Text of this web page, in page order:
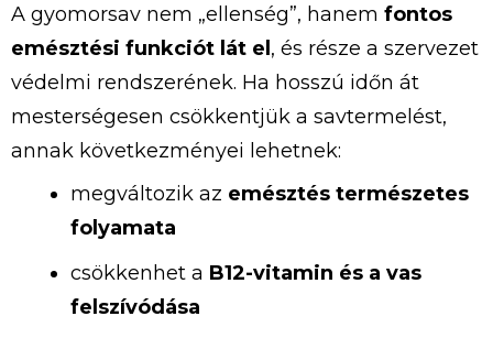
A gyomorsav nem „ellenség”, hanem fontos
emésztési funkciót lát el, és része a szervezet
védelmi rendszerének. Ha hosszú időn át
mesterségesen csökkentjük a savtermelést,
annak következményei lehetnek:
megváltozik az emésztés természetes
folyamata
csökkenhet a B12-vitamin és a vas
felszívódása